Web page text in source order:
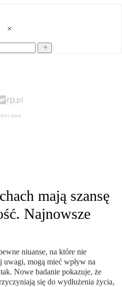
mają szansę
Najnowsze
niuanse, na które nie
uwagi, mogą mieć wpływ na
Nowe badanie pokazuje, że
się do wydłużenia życia,